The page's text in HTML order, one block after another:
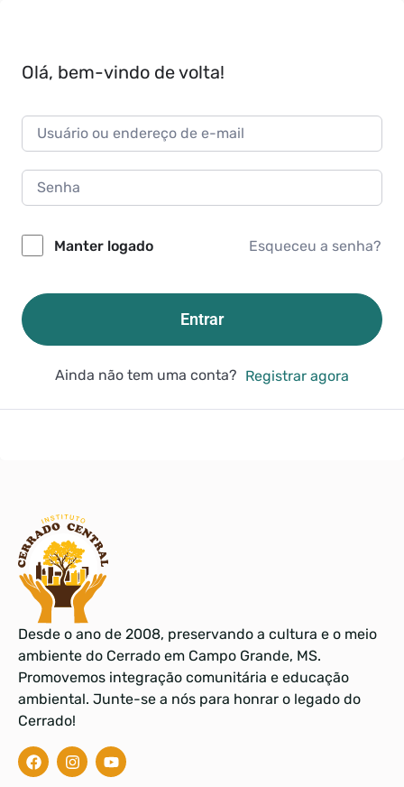
Olá, bem-vindo de volta!
Manter logado Esqueceu a senha?
Entrar
Ainda não tem uma conta? Registrar agora
Desde o ano de 2008, preservando a cultura e o meio
ambiente do Cerrado em Campo Grande, MS.
Promovemos integração comunitária e educação
ambiental. Junte-se a nós para honrar o legado do
Cerrado!